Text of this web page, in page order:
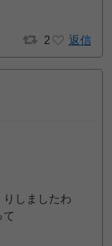
2 返信
しましたわ
て